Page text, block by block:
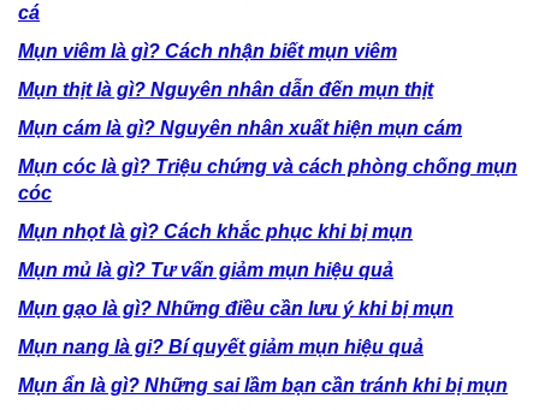
cá
Mụn viêm là gì? Cách nhận biết mụn viêm
Mụn thịt là gì? Nguyên nhân dẫn đến mụn thịt
Mụn cám là gì? Nguyên nhân xuất hiện mụn cám
Mụn cóc là gì? Triệu chứng và cách phòng chống mụn
cóc
Mụn nhọt là gì? Cách khắc phục khi bị mụn
Mụn mủ là gì? Tư vấn giảm mụn hiệu quả
Mụn gạo là gì? Những điều cần lưu ý khi bị mụn
Mụn nang là gi? Bí quyết giảm mụn hiệu quả
Mụn ẩn là gì? Những sai lầm bạn cần tránh khi bị mụn